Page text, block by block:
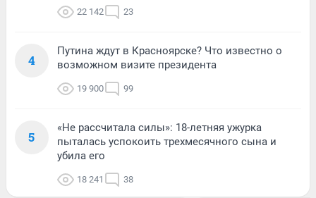
22 142 23
4
Путина ждут в Красноярске? Что известно о
возможном визите президента
19 900 99
5
«Не рассчитала силы»: 18-летняя ужурка
пыталась успокоить трехмесячного сына и
убила его
18 241 38